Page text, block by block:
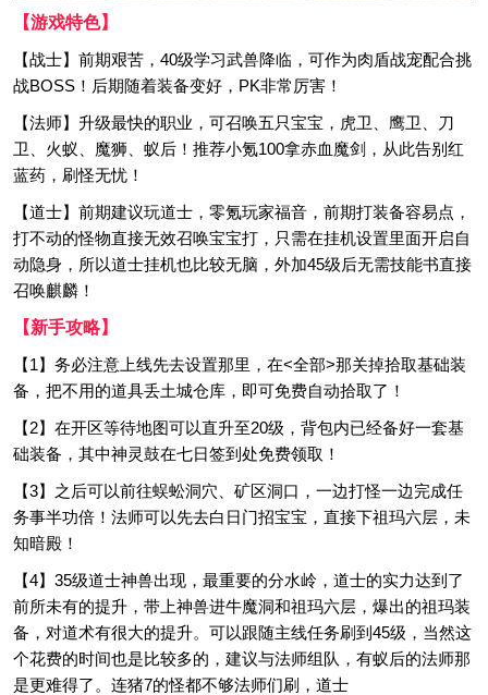
【游戏特色】
【战士】前期艰苦，40级学习武兽降临，可作为肉盾战宠配合挑
战BOSS！后期随着装备变好，PK非常厉害！
【法师】升级最快的职业，可召唤五只宝宝，虎卫、鹰卫、刀
卫、火蚁、魔狮、蚁后！推荐小氪100拿赤血魔剑，从此告别红
蓝药，刷怪无忧！
【道士】前期建议玩道士，零氪玩家福音，前期打装备容易点，
打不动的怪物直接无效召唤宝宝打，只需在挂机设置里面开启自
动隐身，所以道士挂机也比较无脑，外加45级后无需技能书直接
召唤麒麟！
【新手攻略】
【1】务必注意上线先去设置那里，在<全部>那关掉拾取基础装
备，把不用的道具丢土城仓库，即可免费自动拾取了！
【2】在开区等待地图可以直升至20级，背包内已经备好一套基
础装备，其中神灵鼓在七日签到处免费领取！
【3】之后可以前往蜈蚣洞穴、矿区洞口，一边打怪一边完成任
务事半功倍！法师可以先去白日门招宝宝，直接下祖玛六层，未
知暗殿！
【4】35级道士神兽出现，最重要的分水岭，道士的实力达到了
前所未有的提升，带上神兽进牛魔洞和祖玛六层，爆出的祖玛装
备，对道术有很大的提升。可以跟随主线任务刷到45级，当然这
个花费的时间也是比较多的，建议与法师组队，有蚁后的法师那
是更难得了。连猪7的怪都不够法师们刷，道士